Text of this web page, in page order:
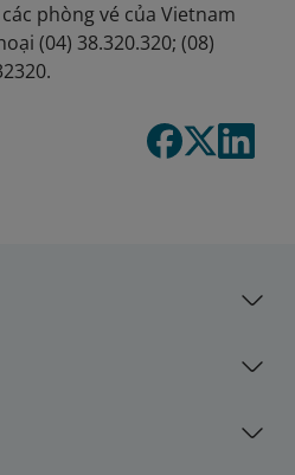
phòng vé của Vietnam
(04) 38.320.320; (08)